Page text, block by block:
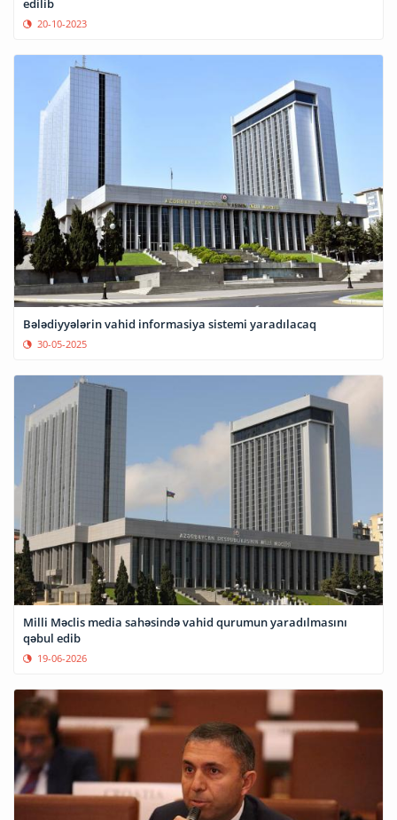
edilib
20-10-2023
Bələdiyyələrin vahid informasiya sistemi yaradılacaq
30-05-2025
Milli Məclis media sahəsində vahid qurumun yaradılmasını
qəbul edib
19-06-2026